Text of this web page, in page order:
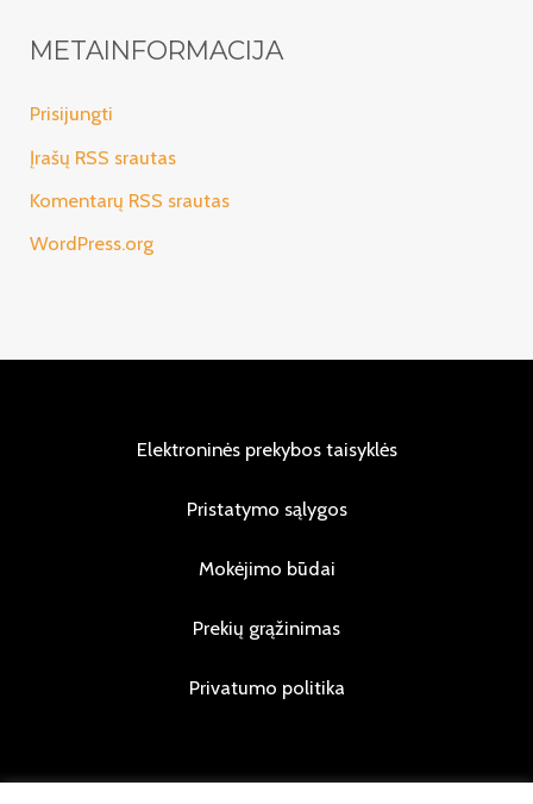
METAINFORMACIJA
Prisijungti
Įrašų RSS srautas
Komentarų RSS srautas
WordPress.org
Elektroninės prekybos taisyklės
Pristatymo sąlygos
Mokėjimo būdai
Prekių grąžinimas
Privatumo politika